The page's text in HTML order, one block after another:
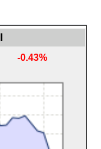
-0.43%